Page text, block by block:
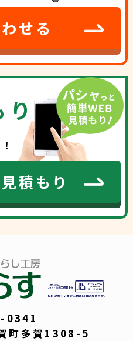
せる
り
積もり
0341
町多賀1308-5